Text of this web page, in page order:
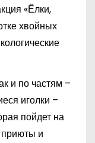
«Ёлки,
хвойных
и по частям –
иголки –
пойдет на
приюты и